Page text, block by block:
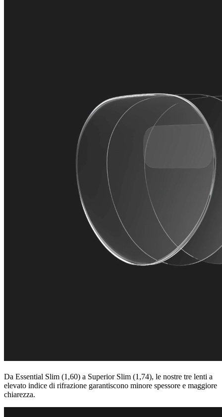
Da Essential Slim (1,60) a Superior Slim (1,74), le nostre tre lenti a
elevato indice di rifrazione garantiscono minore spessore e maggiore
chiarezza.